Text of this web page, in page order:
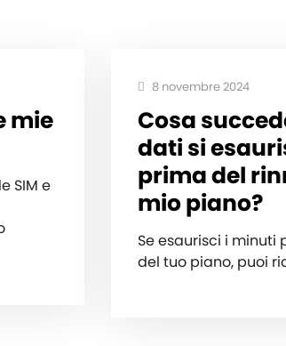
mie
SIM e
8 novembre 2024
Cosa
dati si
prima del
mio piano?
Se esaurisci i minuti
del tuo piano, puoi